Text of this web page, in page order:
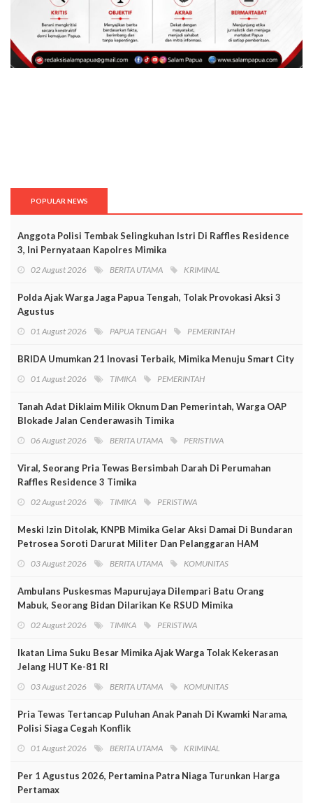
POPULAR NEWS
Anggota Polisi Tembak Selingkuhan Istri Di Raffles Residence
3, Ini Pernyataan Kapolres Mimika
02 August 2026 BERITA UTAMA KRIMINAL
Polda Ajak Warga Jaga Papua Tengah, Tolak Provokasi Aksi 3
Agustus
01 August 2026 PAPUA TENGAH PEMERINTAH
BRIDA Umumkan 21 Inovasi Terbaik, Mimika Menuju Smart City
01 August 2026 TIMIKA PEMERINTAH
Tanah Adat Diklaim Milik Oknum Dan Pemerintah, Warga OAP
Blokade Jalan Cenderawasih Timika
06 August 2026 BERITA UTAMA PERISTIWA
Viral, Seorang Pria Tewas Bersimbah Darah Di Perumahan
Raffles Residence 3 Timika
02 August 2026 TIMIKA PERISTIWA
Meski Izin Ditolak, KNPB Mimika Gelar Aksi Damai Di Bundaran
Petrosea Soroti Darurat Militer Dan Pelanggaran HAM
03 August 2026 BERITA UTAMA KOMUNITAS
Ambulans Puskesmas Mapurujaya Dilempari Batu Orang
Mabuk, Seorang Bidan Dilarikan Ke RSUD Mimika
02 August 2026 TIMIKA PERISTIWA
Ikatan Lima Suku Besar Mimika Ajak Warga Tolak Kekerasan
Jelang HUT Ke-81 RI
03 August 2026 BERITA UTAMA KOMUNITAS
Pria Tewas Tertancap Puluhan Anak Panah Di Kwamki Narama,
Polisi Siaga Cegah Konflik
01 August 2026 BERITA UTAMA KRIMINAL
Per 1 Agustus 2026, Pertamina Patra Niaga Turunkan Harga
Pertamax